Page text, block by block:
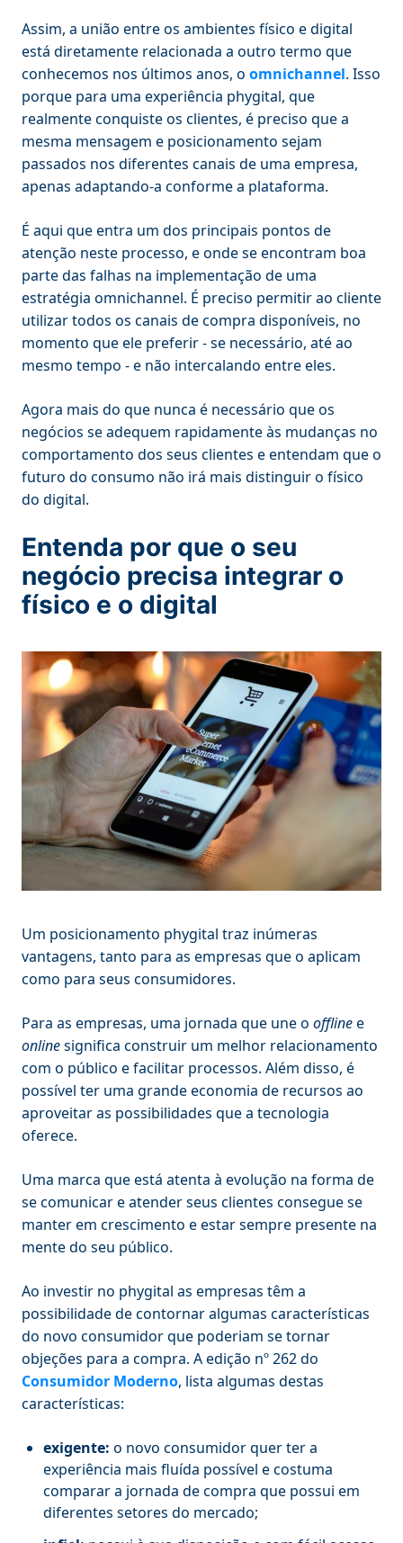
Assim, a união entre os ambientes físico e digital
está diretamente relacionada a outro termo que
conhecemos nos últimos anos, o omnichannel. Isso
porque para uma experiência phygital, que
realmente conquiste os clientes, é preciso que a
mesma mensagem e posicionamento sejam
passados nos diferentes canais de uma empresa,
apenas adaptando-a conforme a plataforma.
É aqui que entra um dos principais pontos de
atenção neste processo, e onde se encontram boa
parte das falhas na implementação de uma
estratégia omnichannel. É preciso permitir ao cliente
utilizar todos os canais de compra disponíveis, no
momento que ele preferir - se necessário, até ao
mesmo tempo - e não intercalando entre eles.
Agora mais do que nunca é necessário que os
negócios se adequem rapidamente às mudanças no
comportamento dos seus clientes e entendam que o
futuro do consumo não irá mais distinguir o físico
do digital.
Entenda por que o seu
negócio precisa integrar o
físico e o digital
Um posicionamento phygital traz inúmeras
vantagens, tanto para as empresas que o aplicam
como para seus consumidores.
Para as empresas, uma jornada que une o offlinee
onlinesignifica construir um melhor relacionamento
com o público e facilitar processos. Além disso, é
possível ter uma grande economia de recursos ao
aproveitar as possibilidades que a tecnologia
oferece.
Uma marca que está atenta à evolução na forma de
se comunicar e atender seus clientes consegue se
manter em crescimento e estar sempre presente na
mente do seu público.
Ao investir no phygital as empresas têm a
possibilidade de contornar algumas características
do novo consumidor que poderiam se tornar
objeções para a compra. A edição nº 262 do
Consumidor Moderno, lista algumas destas
características:
exigente: o novo consumidor quer ter a
experiência mais fluída possível e costuma
comparar a jornada de compra que possui em
diferentes setores do mercado;